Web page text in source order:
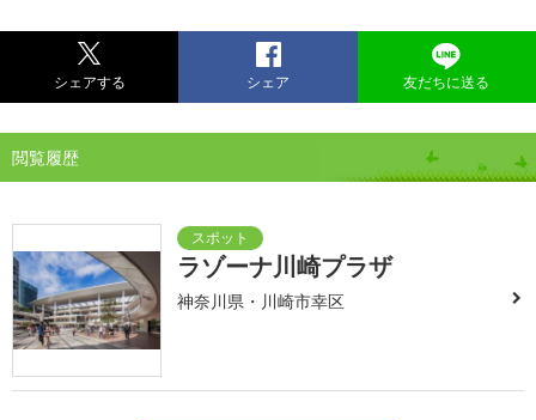
シェアする シェア 友だちに送る
閲覧履歴
ラゾーナ川崎プラザ
神奈川県・川崎市幸区